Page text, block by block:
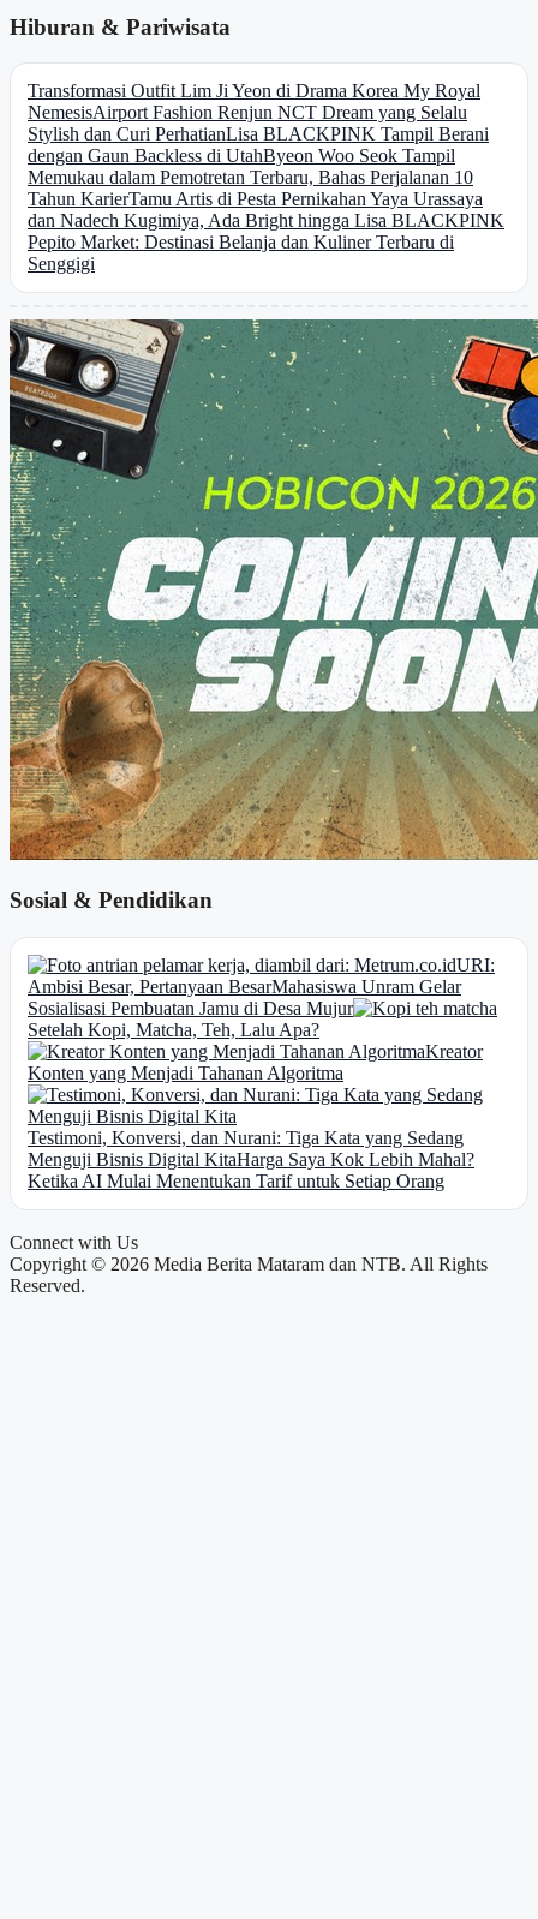
Hiburan & Pariwisata
Transformasi Outfit Lim Ji Yeon di Drama Korea My Royal
NemesisAirport Fashion Renjun NCT Dream yang Selalu
Stylish dan Curi PerhatianLisa BLACKPINK Tampil Berani
dengan Gaun Backless di UtahByeon Woo Seok Tampil
Memukau dalam Pemotretan Terbaru, Bahas Perjalanan 10
Tahun KarierTamu Artis di Pesta Pernikahan Yaya Urassaya
dan Nadech Kugimiya, Ada Bright hingga Lisa BLACKPINK
Pepito Market: Destinasi Belanja dan Kuliner Terbaru di
Senggigi
Sosial & Pendidikan
URI:
Ambisi Besar, Pertanyaan BesarMahasiswa Unram Gelar
Sosialisasi Pembuatan Jamu di Desa Mujur
Setelah Kopi, Matcha, Teh, Lalu Apa?
Kreator
Konten yang Menjadi Tahanan Algoritma
Testimoni, Konversi, dan Nurani: Tiga Kata yang Sedang
Menguji Bisnis Digital KitaHarga Saya Kok Lebih Mahal?
Ketika AI Mulai Menentukan Tarif untuk Setiap Orang
Connect with Us
Copyright © 2026 Media Berita Mataram dan NTB. All Rights
Reserved.